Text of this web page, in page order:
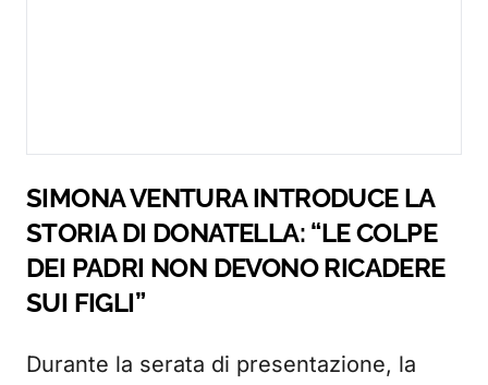
SIMONA VENTURA INTRODUCE LA
STORIA DI DONATELLA: “LE COLPE
DEI PADRI NON DEVONO RICADERE
SUI FIGLI”
Durante la serata di presentazione, la